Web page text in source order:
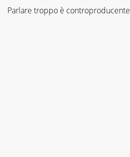
Parlare troppo è controproducente